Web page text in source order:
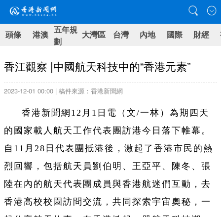
頭條 港澳 五年規
劃
大灣區 台灣 內地 國際 財經
香江觀察 |中國航天科技中的“香港元素”
2023-12-01 00:00 | 稿件來源：香港新聞網
香港新聞網12月1日電（文/一林）為期四天
的國家載人航天工作代表團訪港今日落下帷幕。
自11月28日代表團抵港後，激起了香港市民的熱
烈回響，包括航天員劉伯明、王亞平、陳冬、張
陸在內的航天代表團成員與香港航迷們互動，去
香港高校校園訪問交流，共同探索宇宙奧秘，一